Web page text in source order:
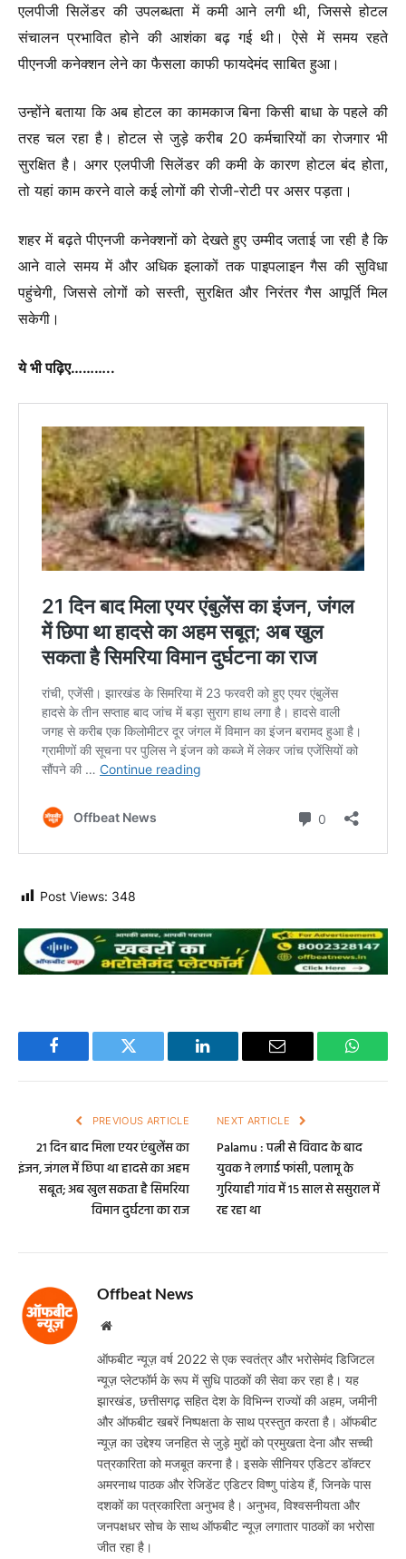
एलपीजी सिलेंडर की उपलब्धता में कमी आने लगी थी, जिससे होटल
संचालन प्रभावित होने की आशंका बढ़ गई थी। ऐसे में समय रहते
पीएनजी कनेक्शन लेने का फैसला काफी फायदेमंद साबित हुआ।
उन्होंने बताया कि अब होटल का कामकाज बिना किसी बाधा के पहले की
तरह चल रहा है। होटल से जुड़े करीब 20 कर्मचारियों का रोजगार भी
सुरक्षित है। अगर एलपीजी सिलेंडर की कमी के कारण होटल बंद होता,
तो यहां काम करने वाले कई लोगों की रोजी-रोटी पर असर पड़ता।
शहर में बढ़ते पीएनजी कनेक्शनों को देखते हुए उम्मीद जताई जा रही है कि
आने वाले समय में और अधिक इलाकों तक पाइपलाइन गैस की सुविधा
पहुंचेगी, जिससे लोगों को सस्ती, सुरक्षित और निरंतर गैस आपूर्ति मिल
सकेगी।
ये भी पढ़िए………..
Post Views: 348
Facebook Twitter LinkedIn Email
PREVIOUS ARTICLE
21 दिन बाद मिला एयर एंबुलेंस का
इंजन, जंगल में छिपा था हादसे का अहम
सबूत; अब खुल सकता है सिमरिया
विमान दुर्घटना का राज
NEXT ARTICLE
Palamu : पत्नी से विवाद के बाद
युवक ने लगाई फांसी, पलामू के
गुरियाही गांव में 15 साल से ससुराल में
रह रहा था
Offbeat News
Website
ऑफबीट न्यूज़ वर्ष 2022 से एक स्वतंत्र और भरोसेमंद डिजिटल
न्यूज़ प्लेटफॉर्म के रूप में सुधि पाठकों की सेवा कर रहा है। यह
झारखंड, छत्तीसगढ़ सहित देश के विभिन्न राज्यों की अहम, जमीनी
और ऑफबीट खबरें निष्पक्षता के साथ प्रस्तुत करता है। ऑफबीट
न्यूज़ का उद्देश्य जनहित से जुड़े मुद्दों को प्रमुखता देना और सच्ची
पत्रकारिता को मजबूत करना है। इसके सीनियर एडिटर डॉक्टर
अमरनाथ पाठक और रेजिडेंट एडिटर विष्णु पांडेय हैं, जिनके पास
दशकों का पत्रकारिता अनुभव है। अनुभव, विश्वसनीयता और
जनपक्षधर सोच के साथ ऑफबीट न्यूज़ लगातार पाठकों का भरोसा
जीत रहा है।